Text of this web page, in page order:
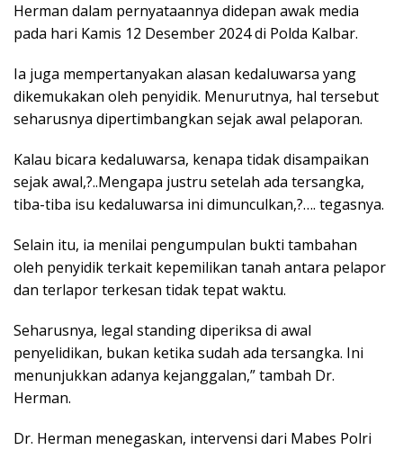
Herman dalam pernyataannya didepan awak media
pada hari Kamis 12 Desember 2024 di Polda Kalbar.
Ia juga mempertanyakan alasan kedaluwarsa yang
dikemukakan oleh penyidik. Menurutnya, hal tersebut
seharusnya dipertimbangkan sejak awal pelaporan.
Kalau bicara kedaluwarsa, kenapa tidak disampaikan
sejak awal,?..Mengapa justru setelah ada tersangka,
tiba-tiba isu kedaluwarsa ini dimunculkan,?…. tegasnya.
Selain itu, ia menilai pengumpulan bukti tambahan
oleh penyidik terkait kepemilikan tanah antara pelapor
dan terlapor terkesan tidak tepat waktu.
Seharusnya, legal standing diperiksa di awal
penyelidikan, bukan ketika sudah ada tersangka. Ini
menunjukkan adanya kejanggalan,” tambah Dr.
Herman.
Dr. Herman menegaskan, intervensi dari Mabes Polri